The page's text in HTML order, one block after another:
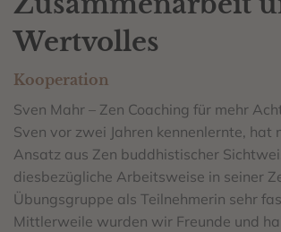
Wertvolles
Kooperation
Sven Mahr – Zen Coaching für mehr
Sven vor zwei Jahren kennenlernte, hat
Ansatz aus Zen buddhistischer
diesbezügliche Arbeitsweise in seiner
Übungsgruppe als Teilnehmerin sehr
Mittlerweile wurden wir Freunde und